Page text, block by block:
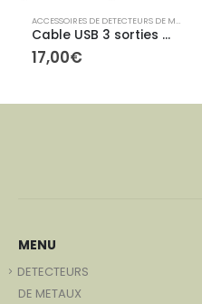
ACCESSOIRES DE DETECTEURS DE METAUX
Cable USB 3 sorties mini B pour charge DEUS
17,00€
MENU
DETECTEURS
DE METAUX